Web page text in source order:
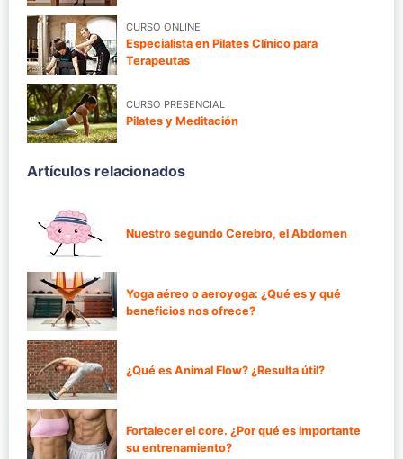
CURSO ONLINE
Especialista en Pilates Clínico para
Terapeutas
CURSO PRESENCIAL
Pilates y Meditación
Artículos relacionados
Nuestro segundo Cerebro, el Abdomen
Yoga aéreo o aeroyoga: ¿Qué es y qué
beneficios nos ofrece?
¿Qué es Animal Flow? ¿Resulta útil?
Fortalecer el core. ¿Por qué es importante
su entrenamiento?